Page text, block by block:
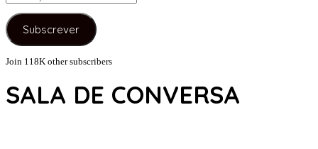
de
e-
mail
Subscrever
Join 118K other subscribers
SALA DE CONVERSA